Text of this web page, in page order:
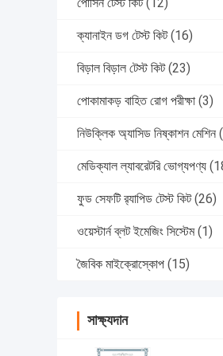
ক্যানাইন ডগ টেস্ট কিট (16)
বিড়াল বিড়াল টেস্ট কিট (23)
পোকামাকড় বাহিত রোগ পরীক্ষা (3)
নিউক্লিক অ্যাসিড নিষ্কাশন মেশিন
মেডিক্যাল ল্যাবরেটরি ভোগ্যপণ্য
ফুড সেফটি র‍্যাপিড টেস্ট কিট (26)
ওয়েস্টার্ন ব্লট ইমেজিং সিস্টেম (1)
জৈবিক মাইক্রোস্কোপ (15)
সাক্ষ্যদান